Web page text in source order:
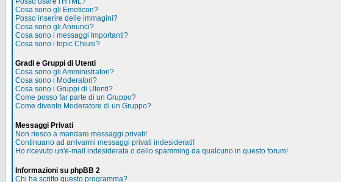
Cosa sono gli Emoticon?
Posso inserire delle immagini?
Cosa sono gli Annunci?
Cosa sono i messaggi Importanti?
Cosa sono i topic Chiusi?
Gradi e Gruppi di Utenti
Cosa sono gli Amministratori?
Cosa sono i Moderatori?
Cosa sono i Gruppi di Utenti?
Come posso far parte di un Gruppo?
Come divento Moderatore di un Gruppo?
Messaggi Privati
Non riesco a mandare messaggi privati!
Continuano ad arrivarmi messaggi privati indesiderati!
Ho ricevuto un'e-mail indesiderata o dello spamming da qualcuno in questo forum!
Informazioni su phpBB 2
Chi ha scritto questo programma?